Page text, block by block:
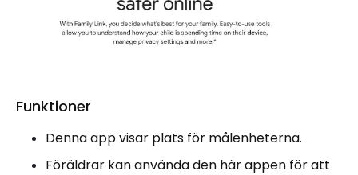
Funktioner
Denna app visar plats för målenheterna.
Föräldrar kan använda den här appen för att